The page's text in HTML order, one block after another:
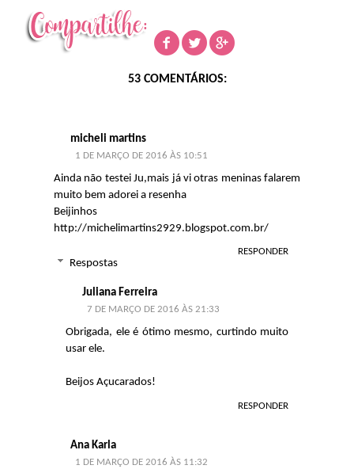
53 COMENTÁRIOS:
micheli martins
1 DE MARÇO DE 2016 ÀS 10:51
Ainda não testei Ju,mais já vi otras meninas falarem
muito bem adorei a resenha
Beijinhos
http://michelimartins2929.blogspot.com.br/
RESPONDER
Respostas
Juliana Ferreira
7 DE MARÇO DE 2016 ÀS 21:33
Obrigada, ele é ótimo mesmo, curtindo muito
usar ele.
Beijos Açucarados!
RESPONDER
Ana Karla
1 DE MARÇO DE 2016 ÀS 11:32